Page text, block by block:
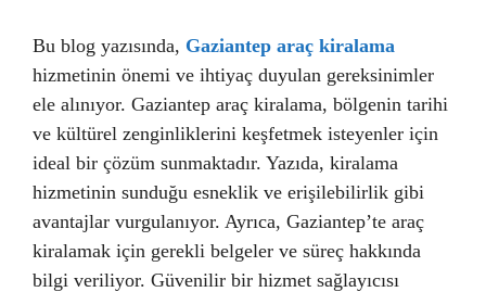
Bu blog yazısında, Gaziantep araç kiralama
hizmetinin önemi ve ihtiyaç duyulan gereksinimler
ele alınıyor. Gaziantep araç kiralama, bölgenin tarihi
ve kültürel zenginliklerini keşfetmek isteyenler için
ideal bir çözüm sunmaktadır. Yazıda, kiralama
hizmetinin sunduğu esneklik ve erişilebilirlik gibi
avantajlar vurgulanıyor. Ayrıca, Gaziantep’te araç
kiralamak için gerekli belgeler ve süreç hakkında
bilgi veriliyor. Güvenilir bir hizmet sağlayıcısı